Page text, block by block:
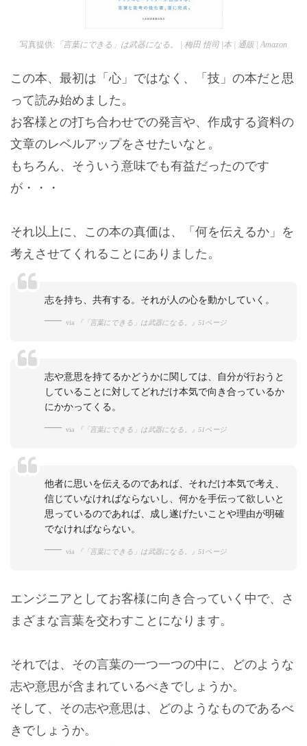
写真提供: 「言葉にできる」は武器になる。 | 梅田 悟司 |本 | 通販 | Amazon
この本、最初は「心」ではなく、「技」の本だと思
って読み始めました。
お客様との打ち合わせでの発言や、作成する資料の
文章のレベルアップをさせたいなと。
もちろん、そういう意味でも有益だったのです
が・・・
それ以上に、この本の真価は、「何を伝えるか」を
考えさせてくれることにありました。
志を持ち、共有する。それが人の心を動かしていく。
via 『「言葉にできる」は武器になる。』51ページ
志や意思を持てるかどうかに関しては、自分が行おうと
していることに対してどれだけ本気で向き合っているか
にかかってくる。
via 『「言葉にできる」は武器になる。』51ページ
他者に思いを伝えるのであれば、それだけ本気で考え、
信じていなければならないし、何かを手伝って欲しいと
思っているのであれば、成し遂げたいことや理由が明確
でなければならない。
via 『「言葉にできる」は武器になる。』51ページ
エンジニアとしてお客様に向き合っていく中で、さ
まざまな言葉を交わすことになります。
それでは、その言葉の一つ一つの中に、どのような
志や意思が含まれているべきでしょうか。
そして、その志や意思は、どのようなものであるべ
きでしょうか。